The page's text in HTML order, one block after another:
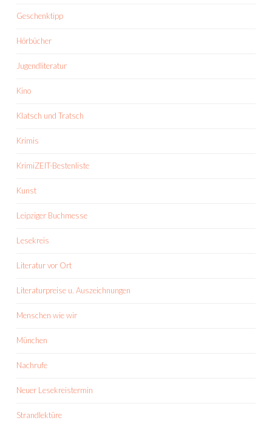
Geschenktipp
Hörbücher
Jugendliteratur
Kino
Klatsch und Tratsch
Krimis
KrimiZEIT-Bestenliste
Kunst
Leipziger Buchmesse
Lesekreis
Literatur vor Ort
Literaturpreise u. Auszeichnungen
Menschen wie wir
München
Nachrufe
Neuer Lesekreistermin
Strandlektüre